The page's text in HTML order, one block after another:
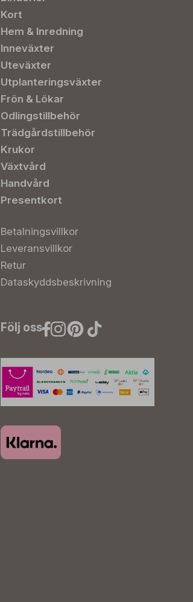
Kort
Hem & Inredning
Inneväxter
Uteväxter
Utplanteringsväxter
Frön & Lökar
Odlingstillbehör
Trädgårdstillbehör
Krukor
Växtvård
Handvård
Presentkort
Betalningsvillkor
Leveransvillkor
Retur
Dataskyddsbeskrivning
Följ oss